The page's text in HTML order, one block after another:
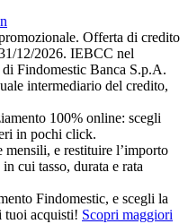
Offerta di credito
12/2026. IEBCC nel
Findomestic Banca S.p.A.
intermediario del credito,
100% online: scegli
in pochi click.
mensili, e restituire l’importo
cui tasso, durata e rata
Findomestic, e scegli la
tuoi acquisti! Scopri maggiori